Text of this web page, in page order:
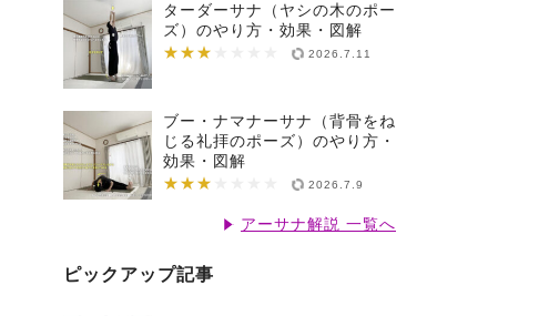
ターダーサナ（ヤシの木のポー
ズ）のやり方・効果・図解
★★★
★★★★★★★ 2026.7.11
ブー・ナマナーサナ（背骨をね
じる礼拝のポーズ）のやり方・
効果・図解
★★★
★★★★★★★ 2026.7.9
アーサナ解説 一覧へ
ピックアップ記事